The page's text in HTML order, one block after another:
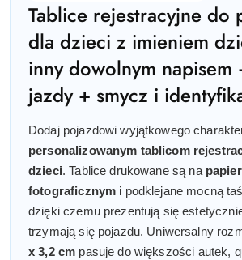
Tablice rejestracyjne do
dla dzieci z imieniem
inny dowolnym napisem
jazdy + smycz i
Dodaj pojazdowi wyjątkowego
personalizowanym tablicom
dzieci. Tablice drukowane są na
fotograficznym i podklejane mocną
dzięki czemu prezentują się
trzymają się pojazdu. Uniwersalny
x 3,2 cm pasuje do większości autek,